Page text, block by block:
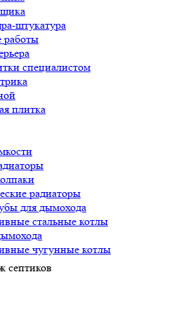
штукатура
работы
специалистом
плитка
радиаторы
для дымохода
стальные котлы
чугунные котлы
септиков